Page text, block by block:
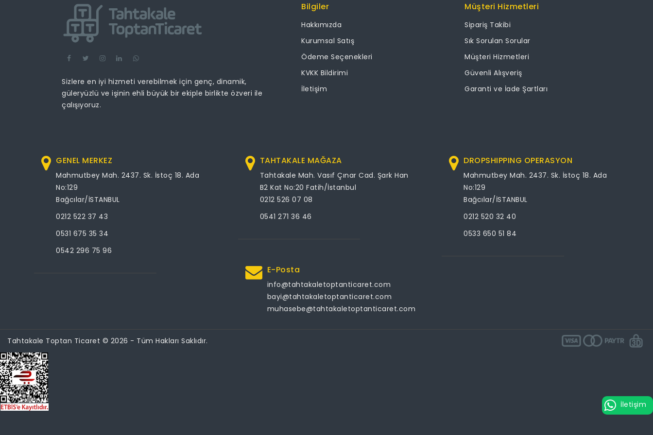
Sizlere en iyi hizmeti verebilmek için genç, dinamik,
güleryüzlü ve işinin ehli büyük bir ekiple birlikte özveri ile
çalışıyoruz.
Bilgiler
Hakkımızda
Kurumsal Satış
Ödeme Seçenekleri
KVKK Bildirimi
İletişim
Müşteri Hizmetleri
Sipariş Takibi
Sık Sorulan Sorular
Müşteri Hizmetleri
Güvenli Alışveriş
Garanti ve İade Şartları
GENEL MERKEZ
Mahmutbey Mah. 2437. Sk. İstoç 18. Ada
No:129
Bağcılar/İSTANBUL
0212 522 37 43
0531 675 35 34
0542 296 75 96
TAHTAKALE MAĞAZA
Tahtakale Mah. Vasıf Çınar Cad. Şark Han
B2 Kat No:20 Fatih/İstanbul
0212 526 07 08
0541 271 36 46
DROPSHIPPING OPERASYON
Mahmutbey Mah. 2437. Sk. İstoç 18. Ada
No:129
Bağcılar/İSTANBUL
0212 520 32 40
0533 650 51 84
E-Posta
info@tahtakaletoptanticaret.com
bayi@tahtakaletoptanticaret.com
muhasebe@tahtakaletoptanticaret.com
Tahtakale Toptan Ticaret © 2026 - Tüm Hakları Saklıdır.
İletişim